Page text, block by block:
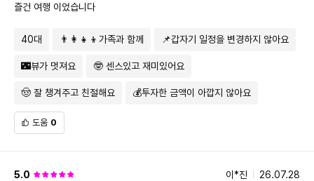
즐건 여행 이었습니다
40대 👨‍👩‍👧‍👦가족과 함께 📌갑자기 일정을 변경하지 않아요
🌃뷰가 멋져요 🤓 센스있고 재미있어요
🤠 잘 챙겨주고 친절해요 💰투자한 금액이 아깝지 않아요
도움 0
5.0 이*진 26.07.28